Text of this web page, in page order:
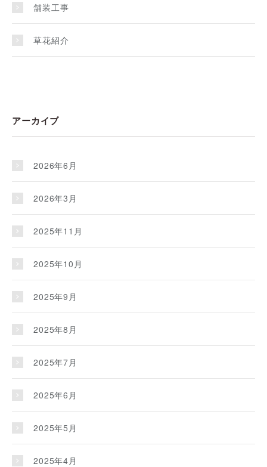
舗装工事
草花紹介
アーカイブ
2026年6月
2026年3月
2025年11月
2025年10月
2025年9月
2025年8月
2025年7月
2025年6月
2025年5月
2025年4月